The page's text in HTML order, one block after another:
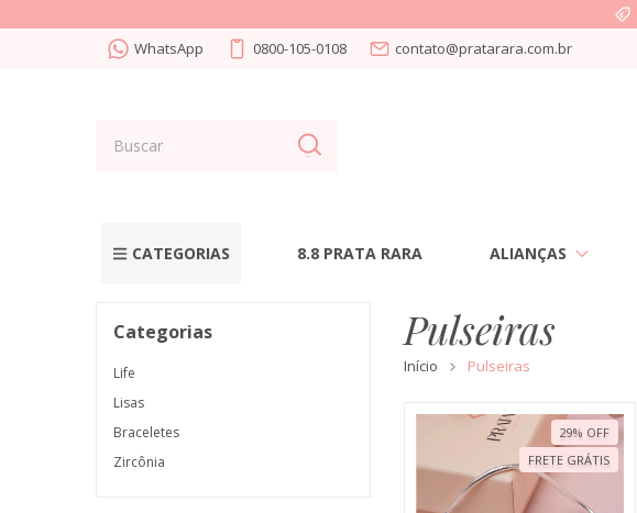
WhatsApp 0800-105-0108 contato@pratarara.com.br
CATEGORIAS 8.8 PRATA RARA ALIANÇAS
Categorias
Life
Lisas
Braceletes
Zircônia
Pulseiras
Início Pulseiras
29% OFF
FRETE GRÁTIS